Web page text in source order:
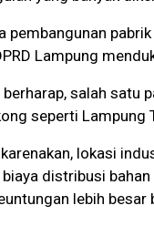
pembangunan
Lampung
salah satu
seperti Lampung
lokasi
biaya distribusi
lebih besar